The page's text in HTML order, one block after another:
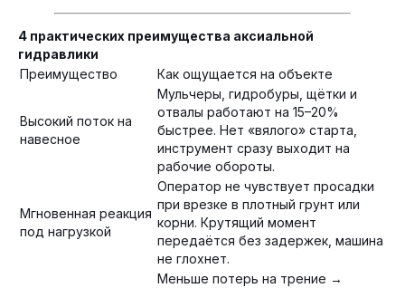
4 практических преимущества аксиальной
гидравлики
Преимущество
Как ощущается на объекте
Высокий поток на
навесное
Мульчеры, гидробуры, щётки и
отвалы работают на 15–20%
быстрее. Нет «вялого» старта,
инструмент сразу выходит на
рабочие обороты.
Мгновенная реакция
под нагрузкой
Оператор не чувствует просадки
при врезке в плотный грунт или
корни. Крутящий момент
передаётся без задержек, машина
не глохнет.
Меньше потерь на трение →